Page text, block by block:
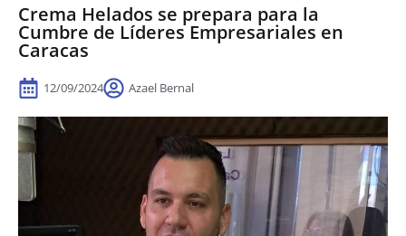
Crema Helados se prepara para la
Cumbre de Líderes Empresariales en
Caracas
12/09/2024 Azael Bernal